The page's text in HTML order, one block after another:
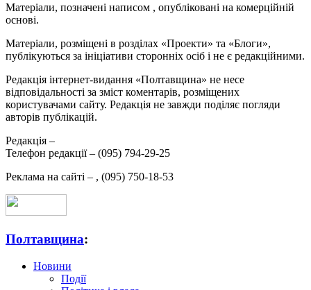
Матеріали, позначені написом , опубліковані на комерційній
основі.
Матеріали, розміщені в розділах «Проекти» та «Блоги»,
публікуються за ініціативи сторонніх осіб і не є редакційними.
Редакція інтернет-видання «Полтавщина» не несе
відповідальності за зміст коментарів, розміщених
користувачами сайту. Редакція не завжди поділяє погляди
авторів публікацій.
Редакція –
Телефон редакції – (095) 794-29-25
Реклама на сайті – , (095) 750-18-53
Полтавщина:
Новини
Події